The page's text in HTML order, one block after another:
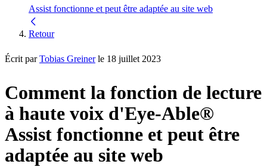
Assist fonctionne et peut être adaptée au site web
Retour
Écrit parTobias Greinerle 18 juillet 2023
Comment la fonction de lecture
à haute voix d'Eye-Able®
Assist fonctionne et peut être
adaptée au site web